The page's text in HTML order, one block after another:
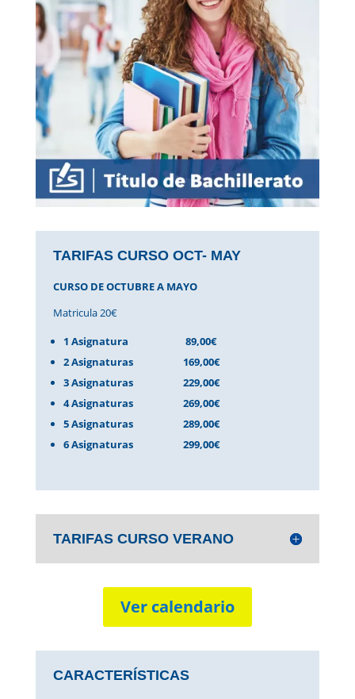
TARIFAS CURSO OCT- MAY
CURSO DE OCTUBRE A MAYO
Matricula 20€
1 Asignatura
89,00€
2 Asignaturas
169,00€
3 Asignaturas
229,00€
4 Asignaturas
269,00€
5 Asignaturas
289,00€
6 Asignaturas
299,00€
TARIFAS CURSO VERANO
Ver calendario
CARACTERÍSTICAS